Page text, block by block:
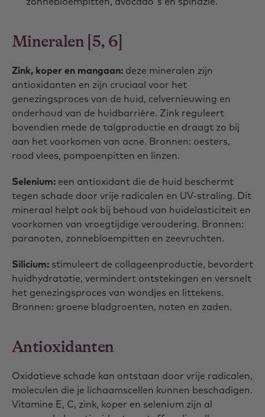
Mineralen [5, 6]
Zink, koper en mangaan: deze mineralen zijn
antioxidanten en zijn cruciaal voor het
genezingsproces van de huid, celvernieuwing en
onderhoud van de huidbarrière. Zink reguleert
bovendien mede de talgproductie en draagt zo bij
aan het voorkomen van acne. Bronnen: oesters,
rood vlees, pompoenpitten en linzen.
Selenium: een antioxidant die de huid beschermt
tegen schade door vrije radicalen en UV-straling. Dit
mineraal helpt ook bij behoud van huidelasticiteit en
voorkomen van vroegtijdige veroudering. Bronnen:
paranoten, zonnebloempitten en zeevruchten.
Silicium: stimuleert de collageenproductie, bevordert
huidhydratatie, vermindert ontstekingen en versnelt
het genezingsproces van wondjes en littekens.
Bronnen: groene bladgroenten, noten en zaden.
Antioxidanten
Oxidatieve schade kan ontstaan door vrije radicalen,
moleculen die je lichaamscellen kunnen beschadigen.
Vitamine E, C, zink, koper en selenium zijn al